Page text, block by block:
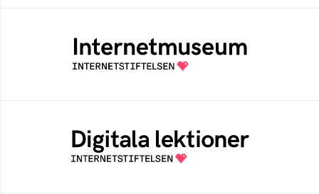
Ett digitalt museum som byggts, och kureras
av Internetstiftelsen
Öppen digital lärresurs med färdiga lektioner
för alla stadier i grundskolan